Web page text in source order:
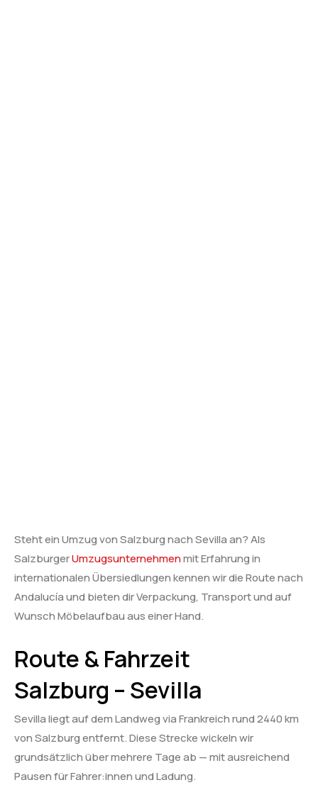
Steht ein Umzug von Salzburg nach Sevilla an? Als
SalzburgerUmzugsunternehmenmit Erfahrung in
internationalen Übersiedlungen kennen wir die Route nach
Andalucía und bieten dir Verpackung, Transport und auf
Wunsch Möbelaufbau aus einer Hand.
Route & Fahrzeit
Salzburg – Sevilla
Sevilla liegt auf dem Landweg via Frankreich rund 2440 km
von Salzburg entfernt. Diese Strecke wickeln wir
grundsätzlich über mehrere Tage ab — mit ausreichend
Pausen für Fahrer:innen und Ladung.